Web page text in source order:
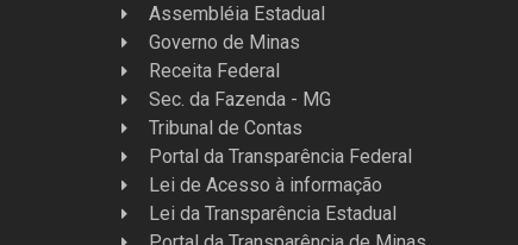
Assembléia Estadual
Governo de Minas
Receita Federal
Sec. da Fazenda - MG
Tribunal de Contas
Portal da Transparência Federal
Lei de Acesso à informação
Lei da Transparência Estadual